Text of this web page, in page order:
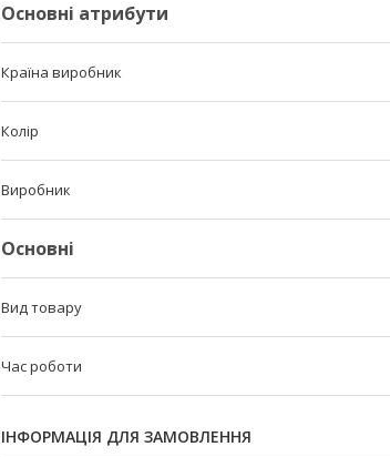
Основні атрибути
Країна виробник
Колір
Виробник
Основні
Вид товару
Час роботи
ІНФОРМАЦІЯ ДЛЯ ЗАМОВЛЕННЯ